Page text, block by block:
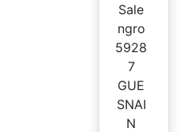
Sale
ngro
5928
7
GUE
SNAI
N